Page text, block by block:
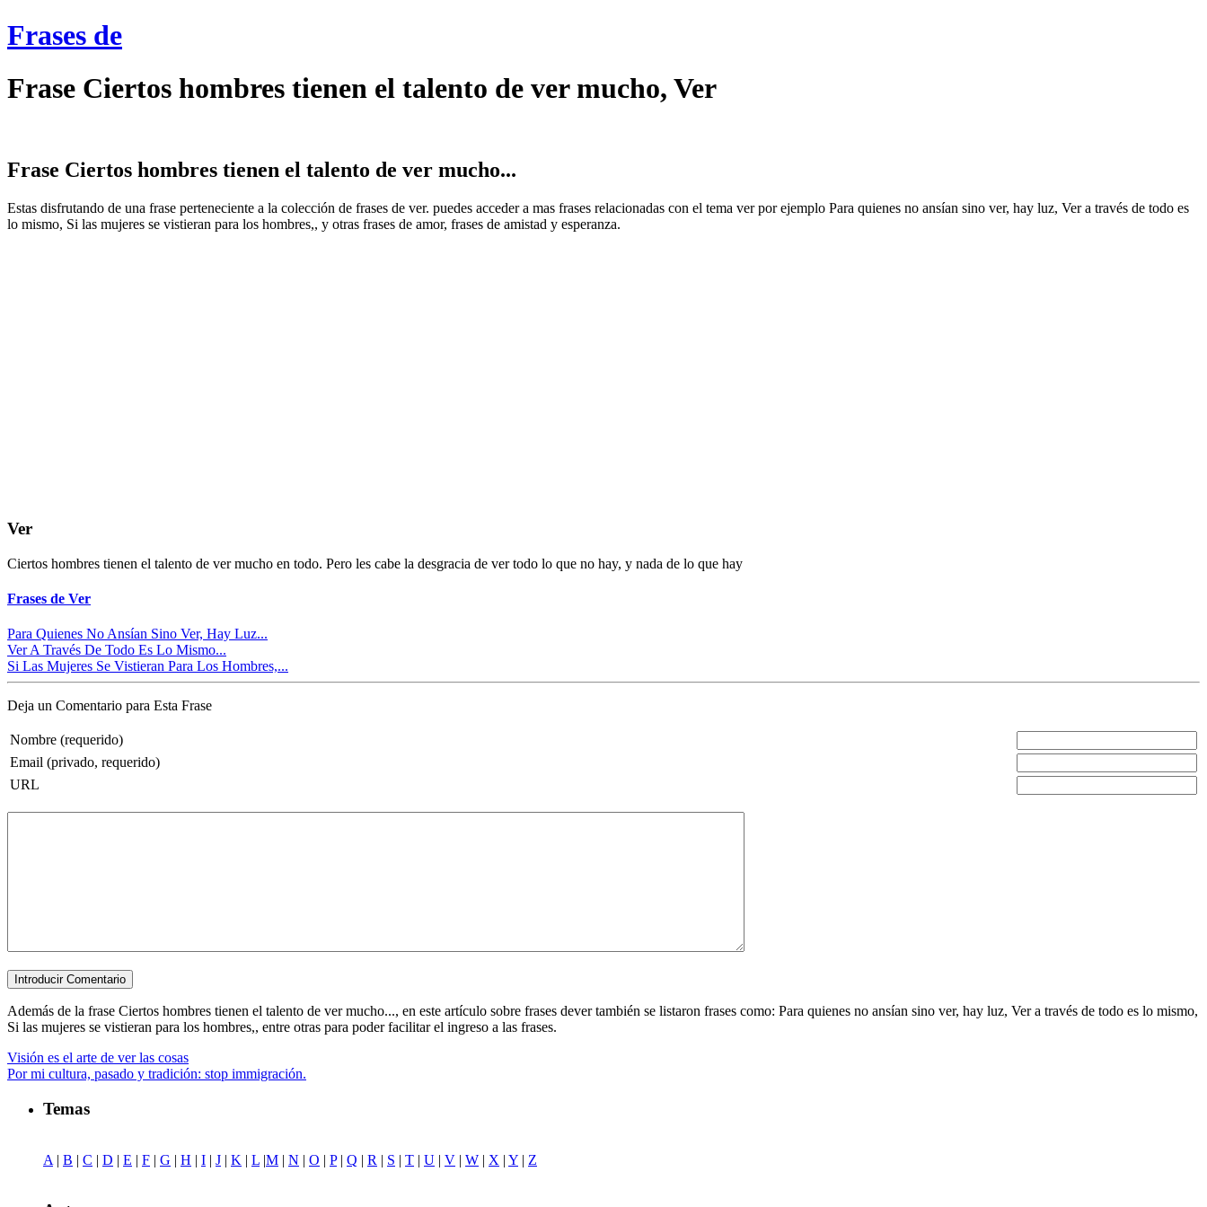
Frases de
Frase Ciertos hombres tienen el talento de ver mucho, Ver
Frase Ciertos hombres tienen el talento de ver mucho...
Estas disfrutando de una frase perteneciente a la colección de frases de ver. puedes acceder a mas frases relacionadas con el tema ver por ejemplo Para quienes no ansían sino ver, hay luz, Ver a través de todo es
lo mismo, Si las mujeres se vistieran para los hombres,, y otras frases de amor, frases de amistad y esperanza.
Ver
Ciertos hombres tienen el talento de ver mucho en todo. Pero les cabe la desgracia de ver todo lo que no hay, y nada de lo que hay
Frases de Ver
Para Quienes No Ansían Sino Ver, Hay Luz...
Ver A Través De Todo Es Lo Mismo...
Si Las Mujeres Se Vistieran Para Los Hombres,...
Deja un Comentario para Esta Frase
Nombre (requerido)
Email (privado, requerido)
URL
Además de la frase Ciertos hombres tienen el talento de ver mucho..., en este artículo sobre frases dever también se listaron frases como: Para quienes no ansían sino ver, hay luz, Ver a través de todo es lo mismo,
Si las mujeres se vistieran para los hombres,, entre otras para poder facilitar el ingreso a las frases.
Visión es el arte de ver las cosas
Por mi cultura, pasado y tradición: stop immigración.
Temas
A | B | C | D | E | F | G | H | I | J | K | L |M | N | O | P| Q | R | S | T | U | V | W | X | Y | Z